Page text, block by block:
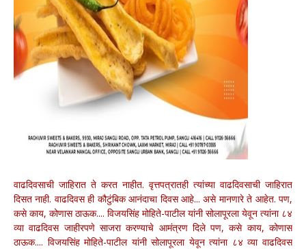
वाढदिवसाची जाहिरात ते करत नाहीत. वृत्तपत्रातही त्यांच्या वाढदिवसाची जाहिरात
दिसत नाही. वाढदिवस ही कौटुंबिक आनंदाचा दिवस आहे... असे मानणारे ते आहेत. पण,
कसे काय, कोणास ठाऊक.... विजयसिंह मोहिते-पाटील यांनी सोलापूरला येवून त्यांना ८४
व्या वाढदिवस जाहीरपणे साजरा करण्याचे आमंत्रण दिले पण, कसे काय, कोणास
ठाऊक.... विजयसिंह मोहिते-पाटील यांनी सोलापूरला येवून त्यांना ८४ व्या वाढदिवस